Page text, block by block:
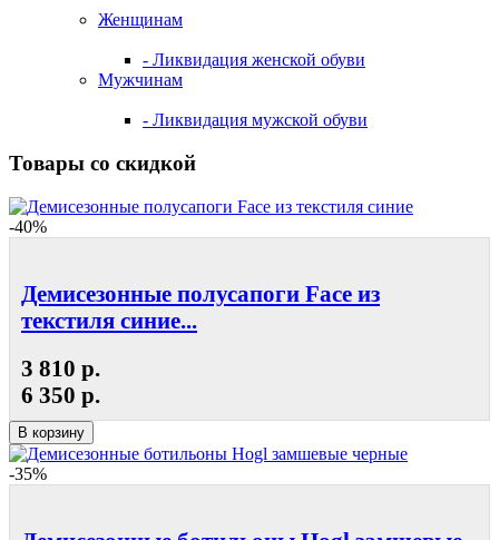
Женщинам
- Ликвидация женской обуви
Мужчинам
- Ликвидация мужской обуви
Товары со скидкой
-40%
Демисезонные полусапоги Face из
текстиля синие...
3 810 р.
6 350 р.
В корзину
-35%